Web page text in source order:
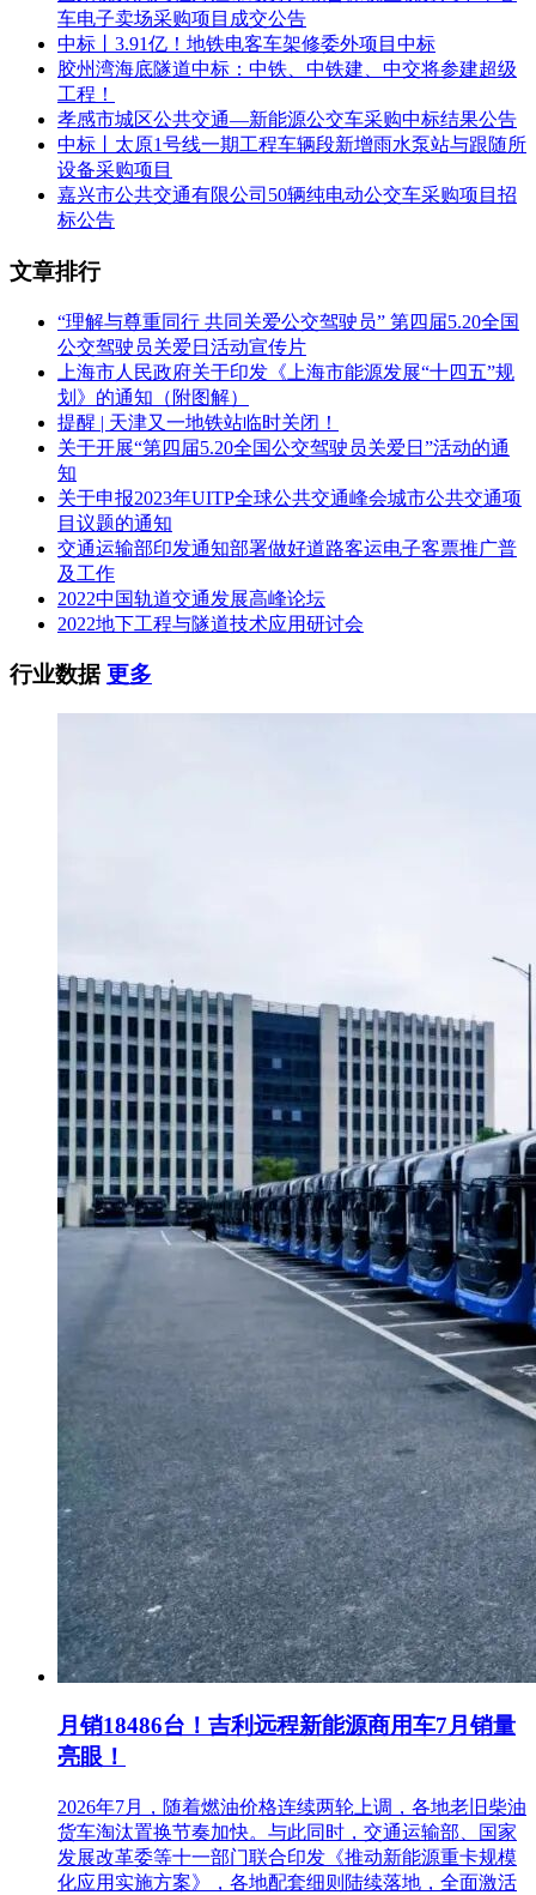
中财城投集团公路投资建设(云南)有限公司
中铁第四勘察设计院集团有限公司
中建三局集团有限公司
车电子卖场采购项目成交公告
中标丨3.91亿！地铁电客车架修委外项目中标
胶州湾海底隧道中标：中铁、中铁建、中交将参建超级
工程！
孝感市城区公共交通—新能源公交车采购中标结果公告
中标丨太原1号线一期工程车辆段新增雨水泵站与跟随所
设备采购项目
嘉兴市公共交通有限公司50辆纯电动公交车采购项目招
标公告
文章排行
“理解与尊重同行 共同关爱公交驾驶员” 第四届5.20全国
公交驾驶员关爱日活动宣传片
上海市人民政府关于印发《上海市能源发展“十四五”规
划》的通知（附图解）
提醒 | 天津又一地铁站临时关闭！
关于开展“第四届5.20全国公交驾驶员关爱日”活动的通
知
关于申报2023年UITP全球公共交通峰会城市公共交通项
目议题的通知
交通运输部印发通知部署做好道路客运电子客票推广普
及工作
2022中国轨道交通发展高峰论坛
2022地下工程与隧道技术应用研讨会
行业数据更多
月销18486台！吉利远程新能源商用车7月销量
亮眼！
2026年7月，随着燃油价格连续两轮上调，各地老旧柴油
货车淘汰置换节奏加快。与此同时，交通运输部、国家
发展改革委等十一部门联合印发《推动新能源重卡规模
化应用实施方案》，各地配套细则陆续落地，全面激活